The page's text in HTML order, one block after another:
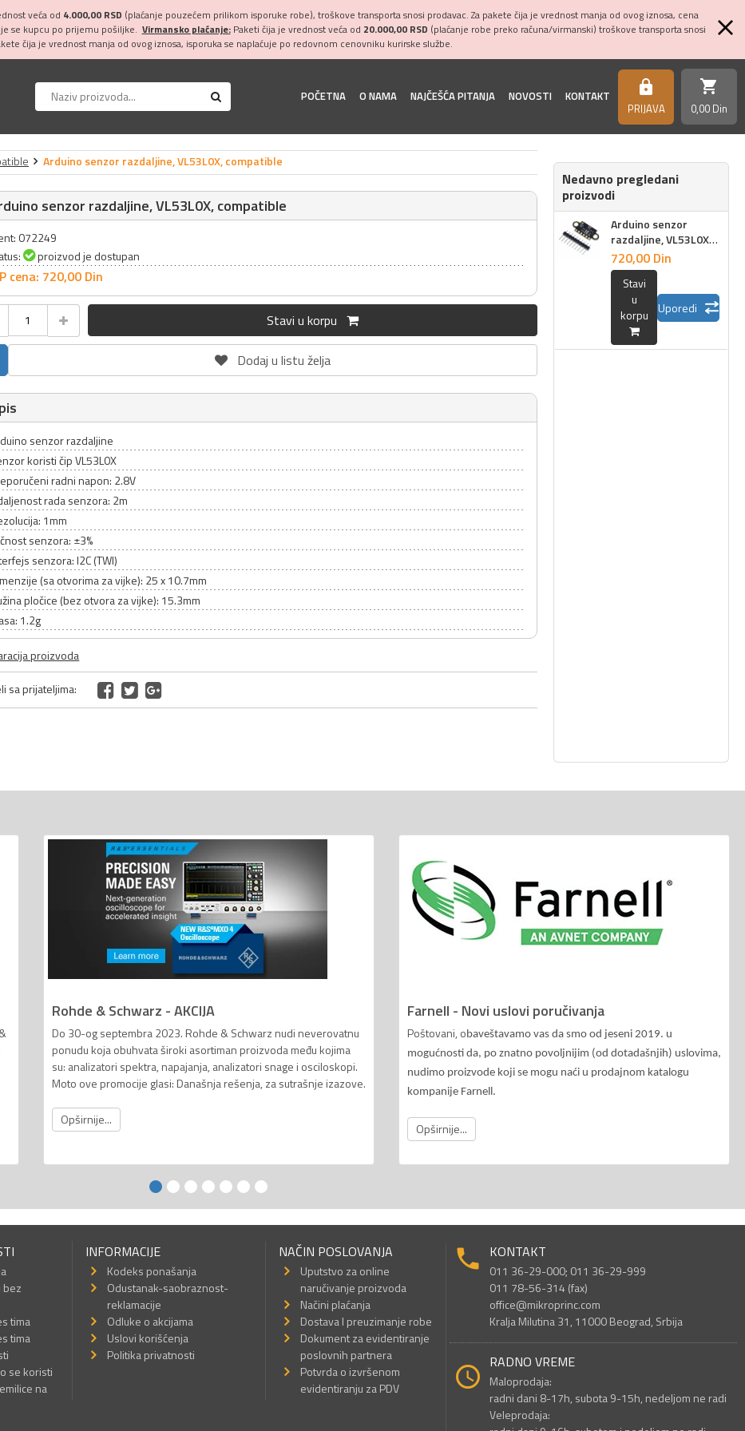
veća od 4.000,00 RSD (plaćanje pouzećem prilikom isporuke robe), troškove transporta snosi prodavac. Za pakete čija je vrednost manja od ovog iznosa, cena
se kupcu po prijemu pošiljke. Virmansko plaćanje:Paketi čija je vrednost veća od 20.000,00 RSD (plaćanje robe preko računa/virmanski) troškove transporta snosi
čija je vrednost manja od ovog iznosa, isporuka se naplaćuje po redovnom cenovniku kurirske službe.
POČETNA O NAMA NAJČEŠĆA PITANJA NOVOSTI KONTAKT https
PRIJAVA
shopping_cart
0,00 Din
Arduino senzor razdaljine, VL53L0X, compatible
senzor razdaljine, VL53L0X, compatible
072249
proizvod je dostupan
cena: 720,00 Din
Stavi u korpu
Dodaj u listu želja
senzor razdaljine
koristi čip VL53L0X
radni napon: 2.8V
rada senzora: 2m
1mm
senzora: ±3%
senzora: I2C (TWI)
(sa otvorima za vijke): 25 x 10.7mm
pločice (bez otvora za vijke): 15.3mm
1.2g
proizvoda
sa prijateljima:
Nedavno pregledani
proizvodi
Arduino senzor
razdaljine, VL53L0X,
compatible
720,00 Din
Stavi
u
korpu
Uporedi
Rohde & Schwarz - AKCIJA
Do 30-og septembra 2023. Rohde & Schwarz nudi neverovatnu
ponudu koja obuhvata široki asortiman proizvoda među kojima
su: analizatori spektra, napajanja, analizatori snage i osciloskopi.
Moto ove promocije glasi: Današnja rešenja, za sutrašnje izazove.
Opširnije...
Farnell - Novi uslovi poručivanja
Poštovani, o baveštavamo vas da smo od jeseni 2019. u
mogućnosti da, po znatno povoljnijim (od dotadašnjih) uslovima,
nudimo proizvode koji se mogu naći u prodajnom katalogu
kompanije Farnell.
Opširnije...
bez
tima
tima
se koristi
na
INFORMACIJE
Kodeks ponašanja
Odustanak-saobraznost-
reklamacije
Odluke o akcijama
Uslovi korišćenja
Politika privatnosti
NAČIN POSLOVANJA
Uputstvo za online
naručivanje proizvoda
Načini plaćanja
Dostava I preuzimanje robe
Dokument za evidentiranje
poslovnih partnera
Potvrda o izvršenom
evidentiranju za PDV
KONTAKT
011 36-29-000; 011 36-29-999
011 78-56-314 (fax)
office@mikroprinc.com
Kralja Milutina 31, 11000 Beograd, Srbija
RADNO VREME
Maloprodaja:
radni dani 8-17h, subota 9-15h, nedeljom ne radi
Veleprodaja: